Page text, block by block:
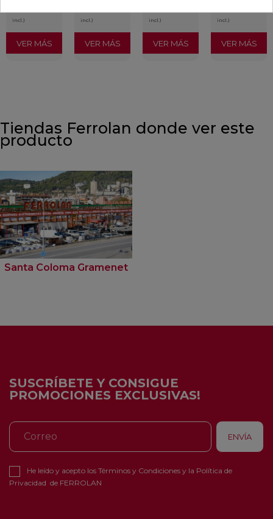
incl.)
VER MÁS
incl.)
VER MÁS
incl.)
VER MÁS
incl.)
VER MÁS
Tiendas Ferrolan donde ver este
producto
Santa Coloma Gramenet
SUSCRÍBETE Y CONSIGUE
PROMOCIONES EXCLUSIVAS!
He leído y acepto los Términos y Condiciones y la Política de
Privacidad de FERROLAN